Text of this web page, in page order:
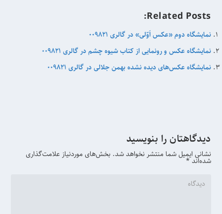
Related Posts:
نمایشگاه دوم «عکس اَوّلی» در گالری ۰۰۹۸۲۱
نمایشگاه عکس و رونمایی از کتاب شیوه چشم در گالری 009821
نمایشگاه عکس‌های دیده نشده بهمن جلالی در گالری 009821
دیدگاهتان را بنویسید
نشانی ایمیل شما منتشر نخواهد شد. بخش‌های موردنیاز علامت‌گذاری
شده‌اند*